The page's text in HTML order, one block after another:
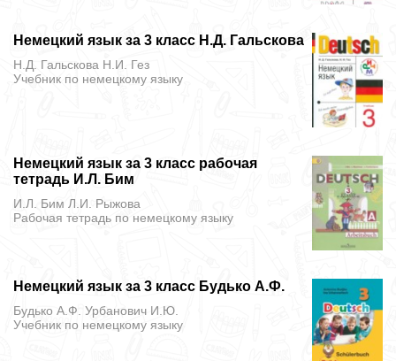
Немецкий язык за 3 класс Н.Д. Гальскова
Н.Д. Гальскова Н.И. Гез
Учебник по немецкому языку
Немецкий язык за 3 класс рабочая
тетрадь И.Л. Бим
И.Л. Бим Л.И. Рыжова
Рабочая тетрадь по немецкому языку
Немецкий язык за 3 класс Будько А.Ф.
Будько А.Ф. Урбанович И.Ю.
Учебник по немецкому языку